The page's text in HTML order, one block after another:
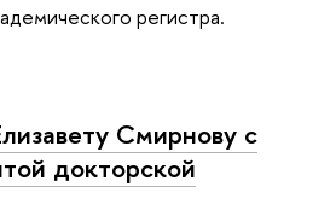
регистра.
Смирнову с
докторской